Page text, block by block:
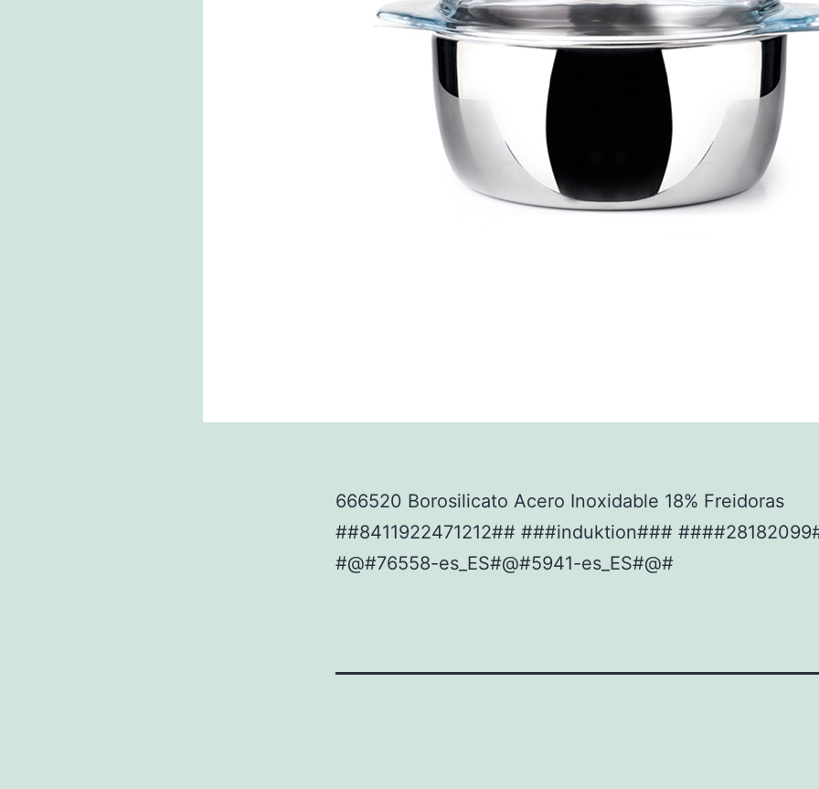
666520 Borosilicato Acero Inoxidable 18% Freidoras
##8411922471212## ###induktion###
#@#76558-es_ES#@#5941-es_ES#@#